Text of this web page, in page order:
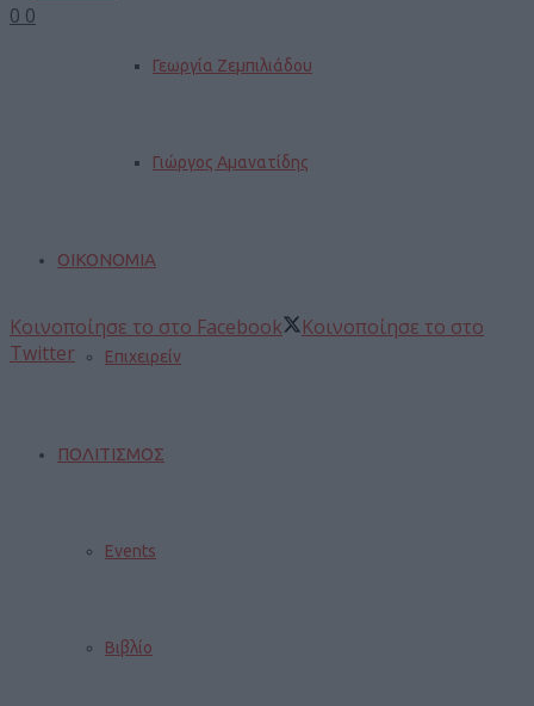
Γεωργία Ζεμπιλιάδου
Γιώργος Αμανατίδης
ΟΙΚΟΝΟΜΙΑ
Επιχειρείν
ΠΟΛΙΤΙΣΜΟΣ
Events
Βιβλίο
0 0
Κοινοποίησε το στο Facebook
Κοινοποίησε το στο
Twitter